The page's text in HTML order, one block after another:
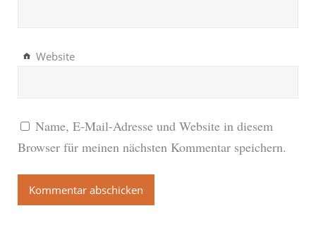
Website
Name, E-Mail-Adresse und Website in diesem
Browser für meinen nächsten Kommentar speichern.